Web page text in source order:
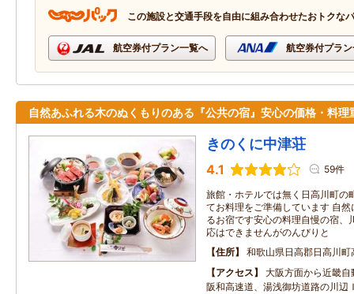
この施設と交通手段を自由に組み合わせたおトクな
航空券付プラン一覧へ 航空券付プラ
自然あふれる木のぬくもりのある『公共の宿』安心の価格・料理
きのくに中津荘
4.1 59件
旅館・ホテルでは無く日高川町の
てお料理をご準備しています 自
るお宿です安心の料理自慢の宿、
応はできませんがのんびりと
住所
和歌山県日高郡日高川
アクセス
大阪方面から近畿
阪和高速道、湯浅御坊道路の川辺